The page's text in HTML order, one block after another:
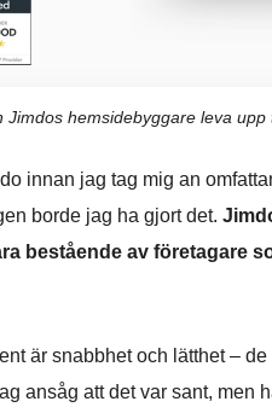
Jimdos hemsidebyggare leva
innan jag tag mig an
borde jag ha gjort det.
bestående av företagare
är snabbhet och lätthet –
ansåg att det var sant, men